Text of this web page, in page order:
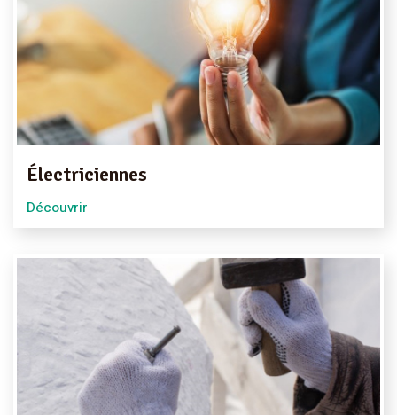
Électriciennes
Découvrir